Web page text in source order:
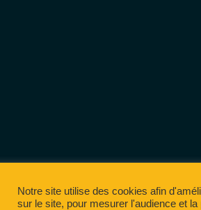
Notre site utilise des cookies afin
sur le site, pour mesurer l'audience et